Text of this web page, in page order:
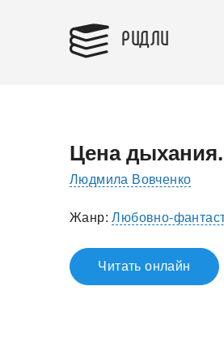
РИДЛИ
Цена дыхания.
Людмила Вовченко
Жанр:Любовно-
Читать онлайн